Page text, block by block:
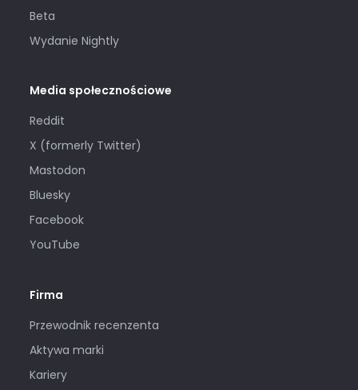
Beta
Wydanie Nightly
Media społecznościowe
Reddit
X (formerly Twitter)
Mastodon
Bluesky
Facebook
YouTube
Firma
Przewodnik recenzenta
Aktywa marki
Kariery